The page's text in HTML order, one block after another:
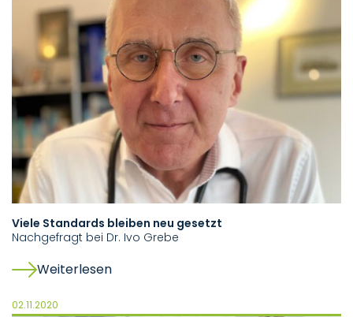
Viele Standards bleiben neu gesetzt
Nachgefragt bei Dr. Ivo Grebe
Weiterlesen
02.11.2020